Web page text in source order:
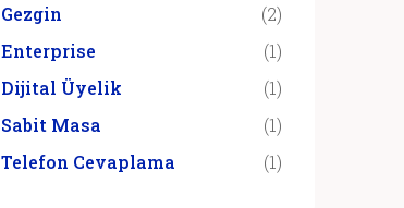
Gezgin
(2)
Enterprise
(1)
Dijital Üyelik
(1)
Sabit Masa
(1)
Telefon Cevaplama
(1)